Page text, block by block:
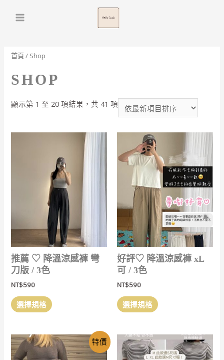
Main
首頁/ Shop
SHOP
顯示第 1 至 20 項結果，共 41 項
最
排
推薦 ‎♡ 降溫涼感褲 彎
刀版 / 3色
NT$590
選擇規格 產
有
多
種
好評‎♡ 降溫涼感褲 xL
可 / 3色
NT$590
選擇規格 產
有
種
特價